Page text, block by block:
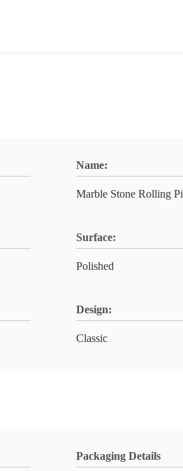
Name:
Marble Stone Rolling
Surface:
Polished
Design:
Classic
Packaging Details